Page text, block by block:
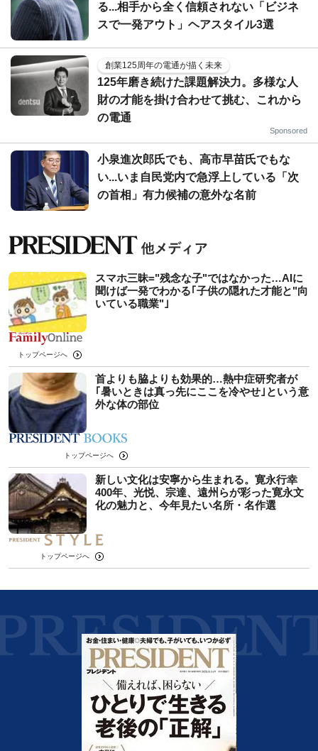
る...相手から全く信頼されない「ビジネ
スで一発アウト」ヘアスタイル3選
創業125周年の電通が描く未来
125年磨き続けた課題解決力。多様な人
財の才能を掛け合わせて挑む、これから
の電通
Sponsored
小泉進次郎氏でも、高市早苗氏でもな
い...いま自民党内で急浮上している「次
の首相」有力候補の意外な名前
スマホ三昧="残念な子"ではなかった…AIに
聞けば一発でわかる｢子供の隠れた才能と"向
いている職業"｣
トップページへ
首よりも脇よりも効果的…熱中症研究者が
｢暑いときは真っ先にここを冷やせ｣という意
外な体の部位
トップページへ
新しい文化は安寧から生まれる。寛永行幸
400年、光悦、宗達、遠州らが彩った寛永文
化の魅力と、今年見たい名所・名作選
トップページへ